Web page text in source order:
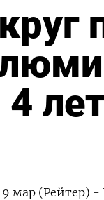
мар (Рейтер) -